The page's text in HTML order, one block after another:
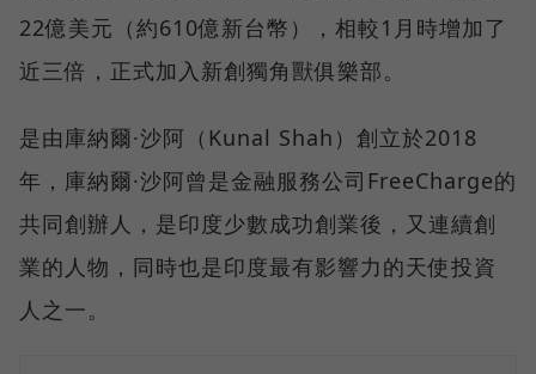
22億美元（約610億新台幣），相較1月時增加了
近三倍，正式加入新創獨角獸俱樂部。
是由庫納爾·沙阿（Kunal Shah）創立於2018
年，庫納爾·沙阿曾是金融服務公司FreeCharge的
共同創辦人，是印度少數成功創業後，又連續創
業的人物，同時也是印度最有影響力的天使投資
人之一。